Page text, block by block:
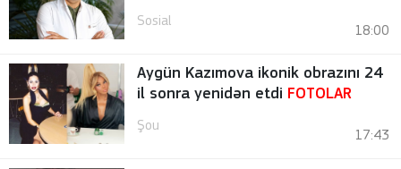
Sosial
18:00
Aygün Kazımova ikonik obrazını 24
il sonra yenidən etdi FOTOLAR
Şou
17:43